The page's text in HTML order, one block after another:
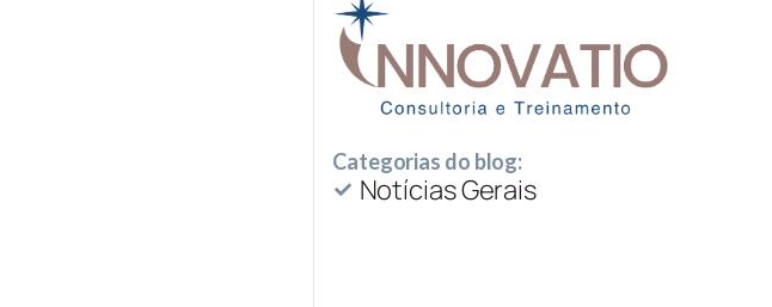
Categorias do blog:
Notícias Gerais